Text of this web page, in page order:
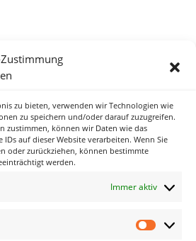
zu bieten, verwenden wir Technologien wie
zu speichern und/oder darauf zuzugreifen.
zustimmen, können wir Daten wie das
auf dieser Website verarbeiten. Wenn Sie
oder zurückziehen, können bestimmte
werden.
Immer aktiv